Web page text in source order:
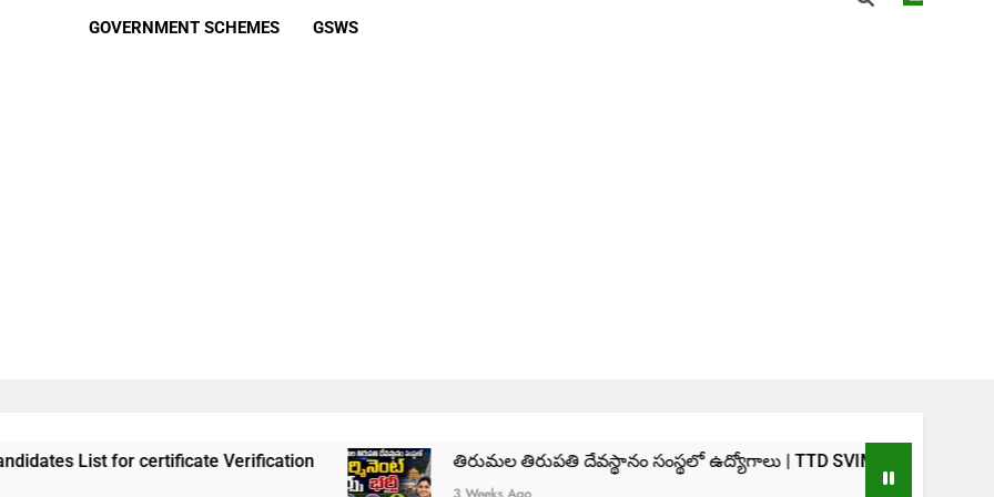
GOVERNMENT SCHEMES GSWS
for certificate Verification తిరుమల తిరుపతి దేవస్థానం సంస్థలో ఉద్యోగాలు | TTD SVIMS Direct Recruitment 2026